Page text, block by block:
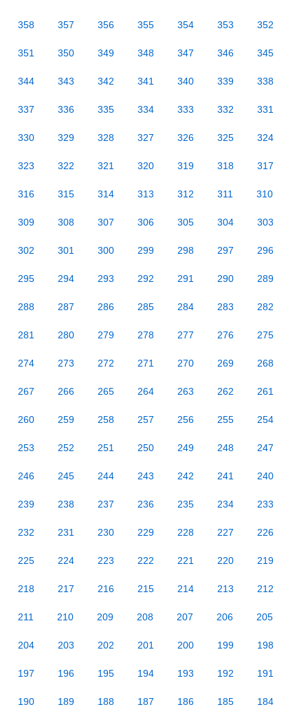
358 357 356 355 354 353 352
351 350 349 348 347 346 345
344 343 342 341 340 339 338
337 336 335 334 333 332 331
330 329 328 327 326 325 324
323 322 321 320 319 318 317
316 315 314 313 312 311 310
309 308 307 306 305 304 303
302 301 300 299 298 297 296
295 294 293 292 291 290 289
288 287 286 285 284 283 282
281 280 279 278 277 276 275
274 273 272 271 270 269 268
267 266 265 264 263 262 261
260 259 258 257 256 255 254
253 252 251 250 249 248 247
246 245 244 243 242 241 240
239 238 237 236 235 234 233
232 231 230 229 228 227 226
225 224 223 222 221 220 219
218 217 216 215 214 213 212
211 210 209 208 207 206 205
204 203 202 201 200 199 198
197 196 195 194 193 192 191
190 189 188 187 186 185 184